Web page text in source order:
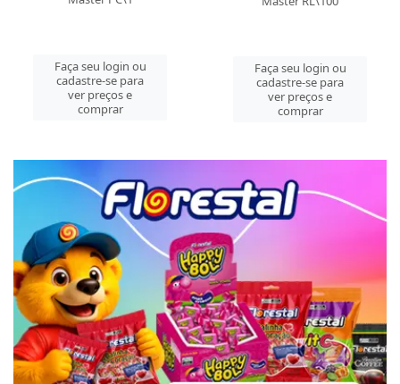
Faça seu login ou
cadastre-se para
ver preços e
comprar
Faça seu login ou
cadastre-se para
ver preços e
comprar